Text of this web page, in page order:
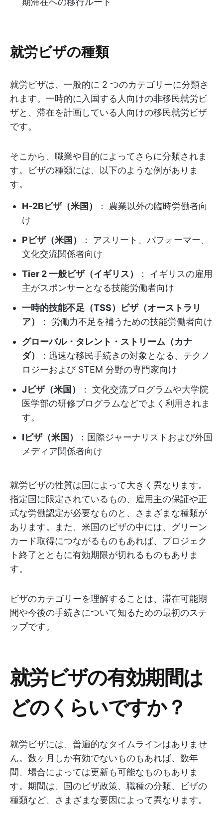
就労ビザの種類
就労ビザは、一般的に 2 つのカテゴリーに分類さ
れます。一時的に入国する人向けの非移民就労ビ
ザと、滞在を計画している人向けの移民就労ビザ
です。
そこから、職業や目的によってさらに分類されま
す。ビザの種類には、以下のような例がありま
す。
H-2Bビザ（米国）
： 農業以外の臨時労働者向
け
Pビザ（米国）
： アスリート、パフォーマー、
文化交流関係者向け
Tier 2 一般ビザ（イギリス）
： イギリスの雇用
主がスポンサーとなる技能労働者向け
一時的技能不足（TSS）ビザ（オーストラリ
ア）
： 労働力不足を補うための技能労働者向け
グローバル・タレント・ストリーム（カナ
ダ）
：迅速な移民手続きの対象となる、テクノ
ロジーおよび STEM 分野の専門家向け
Jビザ（米国）
： 文化交流プログラムや大学院
医学部の研修プログラムなどでよく利用されま
す。
Iビザ（米国）
：国際ジャーナリストおよび外国
メディア関係者向け
就労ビザの性質は国によって大きく異なります。
指定国に限定されているもの、雇用主の保証や正
式な労働認定が必要なものと、さまざまな種類が
あります。また、米国のビザの中には、グリーン
カード取得につながるものもあれば、プロジェク
ト終了とともに有効期限が切れるものもありま
す。
ビザのカテゴリーを理解することは、滞在可能期
間や今後の手続きについて知るための最初のステ
ップです。
就労ビザの有効期間は
どのくらいですか？
就労ビザには、普遍的なタイムラインはありませ
ん。数ヶ月しか有効でないものもあれば、数年
間、場合によっては更新も可能なものもありま
す。期間は、国のビザ政策、職種の分類、ビザの
種類など、さまざまな要因によって異なります。